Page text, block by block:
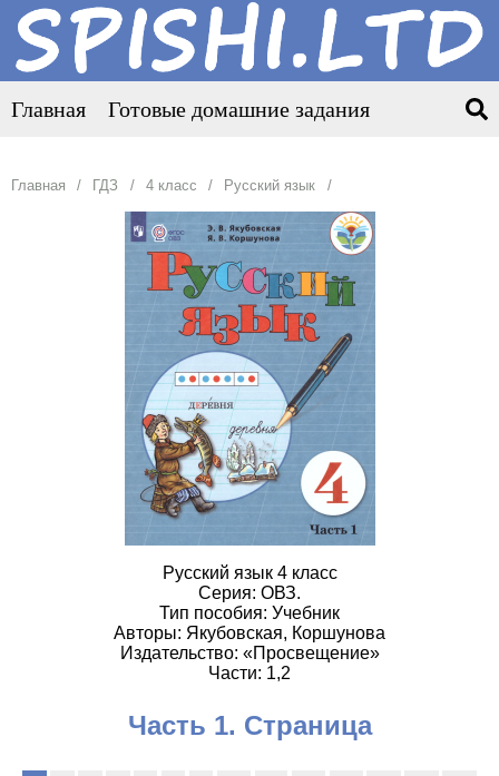
Главная Готовые домашние задания
Главная ГДЗ 4 класс Русский язык
Русский язык 4 класс
Серия: ОВЗ.
Тип пособия: Учебник
Авторы: Якубовская, Коршунова
Издательство: «Просвещение»
Части: 1,2
Часть 1. Страница